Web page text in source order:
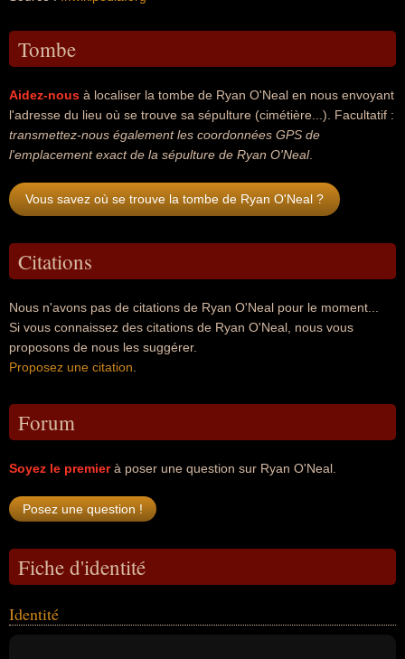
Tombe
Aidez-nous à localiser la tombe de Ryan O'Neal en nous envoyant
l'adresse du lieu où se trouve sa sépulture (cimétière...). Facultatif :
transmettez-nous également les coordonnées GPS de
l'emplacement exact de la sépulture de Ryan O'Neal.
Vous savez où se trouve la tombe de Ryan O'Neal ?
Citations
Nous n'avons pas de citations de Ryan O'Neal pour le moment...
Si vous connaissez des citations de Ryan O'Neal, nous vous
proposons de nous les suggérer.
Proposez une citation
Forum
Soyez le premierà poser une question sur Ryan O'Neal.
Fiche d'identité
Identité